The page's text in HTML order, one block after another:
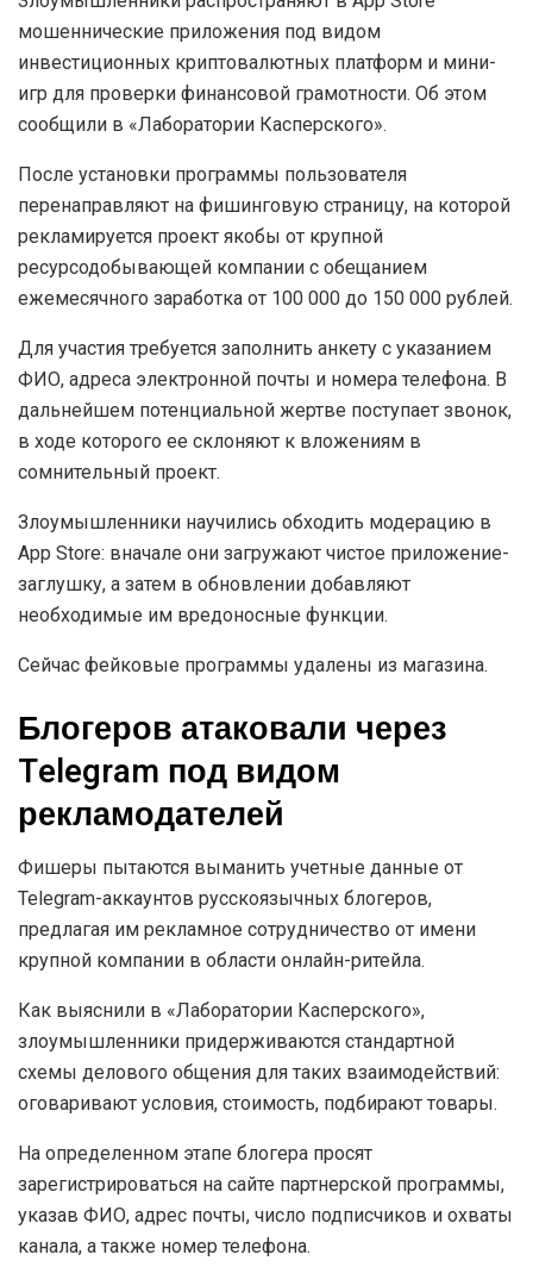
мошеннические приложения под видом
инвестиционных криптовалютных платформ и мини-
игр для проверки финансовой грамотности. Об этом
сообщили в «Лаборатории Касперского».
После установки программы пользователя
перенаправляют на фишинговую страницу, на которой
рекламируется проект якобы от крупной
ресурсодобывающей компании с обещанием
ежемесячного заработка от 100 000 до 150 000 рублей.
Для участия требуется заполнить анкету с указанием
ФИО, адреса электронной почты и номера телефона. В
дальнейшем потенциальной жертве поступает звонок,
в ходе которого ее склоняют к вложениям в
сомнительный проект.
Злоумышленники научились обходить модерацию в
App Store: вначале они загружают чистое приложение-
заглушку, а затем в обновлении добавляют
необходимые им вредоносные функции.
Сейчас фейковые программы удалены из магазина.
Блогеров атаковали через
Telegram под видом
рекламодателей
Фишеры пытаются выманить учетные данные от
Telegram-аккаунтов русскоязычных блогеров,
предлагая им рекламное сотрудничество от имени
крупной компании в области онлайн-ритейла.
Как выяснили в «Лаборатории Касперского»,
злоумышленники придерживаются стандартной
схемы делового общения для таких взаимодействий:
оговаривают условия, стоимость, подбирают товары.
На определенном этапе блогера просят
зарегистрироваться на сайте партнерской программы,
указав ФИО, адрес почты, число подписчиков и охваты
канала, а также номер телефона.